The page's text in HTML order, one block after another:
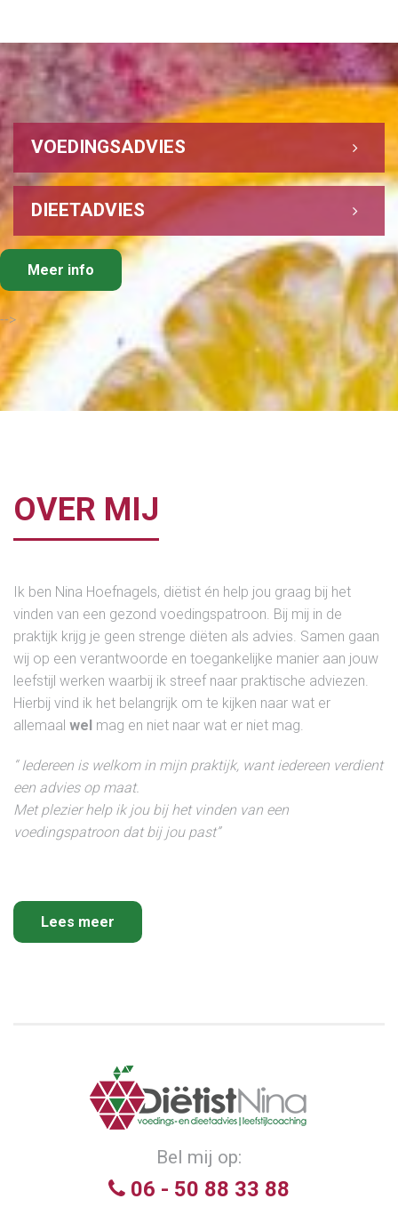
VOEDINGSADVIES
DIEETADVIES
Meer info
-->
OVER MIJ
Ik ben Nina Hoefnagels, diëtist én help jou graag bij het
vinden van een gezond voedingspatroon. Bij mij in de
praktijk krijg je geen strenge diëten als advies. Samen gaan
wij op een verantwoorde en toegankelijke manier aan jouw
leefstijl werken waarbij ik streef naar praktische adviezen.
Hierbij vind ik het belangrijk om te kijken naar wat er
allemaal wel mag en niet naar wat er niet mag.
“ Iedereen is welkom in mijn praktijk, want iedereen verdient
een advies op maat.
Met plezier help ik jou bij het vinden van een
voedingspatroon dat bij jou past”
Lees meer
Bel mij op:
06 - 50 88 33 88